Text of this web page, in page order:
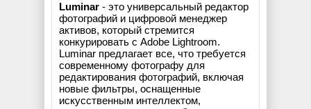
Luminar - это универсальный редактор
фотографий и цифровой менеджер
активов, который стремится
конкурировать с Adobe Lightroom.
Luminar предлагает все, что требуется
современному фотографу для
редактирования фотографий, включая
новые фильтры, оснащенные
искусственным интеллектом,